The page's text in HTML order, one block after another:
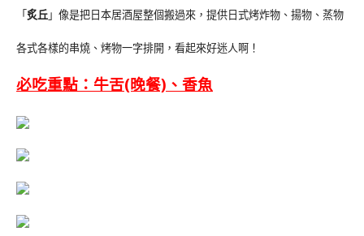
「炙丘」像是把日本居酒屋整個搬過來，提供日式烤炸物、揚物、蒸物
各式各樣的串燒、烤物一字排開，看起來好迷人啊！
必吃重點：牛舌(晚餐)、香魚